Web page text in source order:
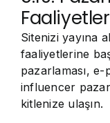
Sitenizi yayına
faaliyetlerine
pazarlaması,
influencer
kitlenize ulaşın.